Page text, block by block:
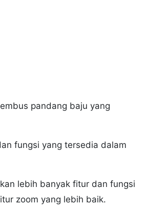
pandang baju yang
fungsi yang tersedia dalam
lebih banyak fitur dan fungsi
zoom yang lebih baik.